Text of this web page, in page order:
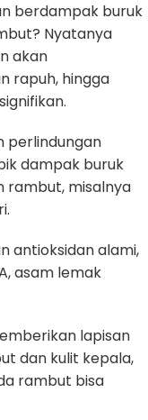
berdampak buruk
Nyatanya
akan
rapuh, hingga
perlindungan
dampak buruk
rambut, misalnya
antioksidan alami,
asam lemak
lapisan
dan kulit kepala,
rambut bisa